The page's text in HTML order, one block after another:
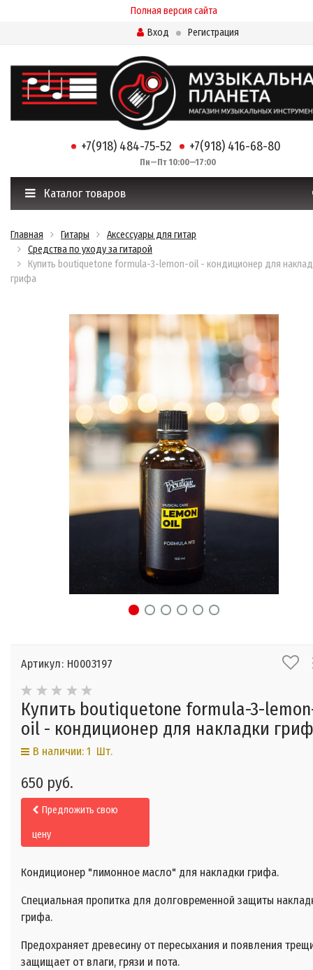
Полная версия сайта
Вход
Регистрация
+7(918) 484-75-52 +7(918) 416-68-80
Пн—Пт 10:00—17:00
Каталог товаров
Главная Гитары
Аксессуары для гитар
Средства по уходу за гитарой
Купить boutiquetone formula-3-lemon-oil - кондиционер для
грифа
Артикул: Н0003197
Купить boutiquetone formula-3-
oil - кондиционер для накладки
В наличии: 1 Шт.
650 руб.
Предложить свою
цену
Кондиционер "лимонное масло" для накладки грифа.
Специальная пропитка для долговременной защиты
грифа.
Предохраняет древесину от пересыхания и появления
защищает от влаги, грязи и пота.